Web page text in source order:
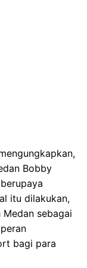
Bobby
itu dilakukan,
sebagai
bagi para